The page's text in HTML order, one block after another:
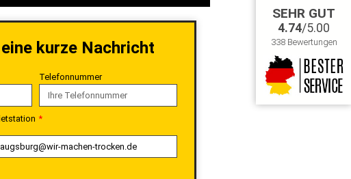
kurze Nachricht
Telefonnummer
SEHR GUT
4.74/5.00
338 Bewertungen